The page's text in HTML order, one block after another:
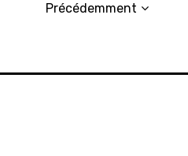
Précédemment